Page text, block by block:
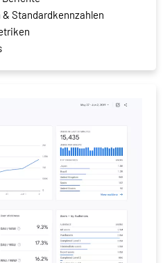
Standardkennzahlen